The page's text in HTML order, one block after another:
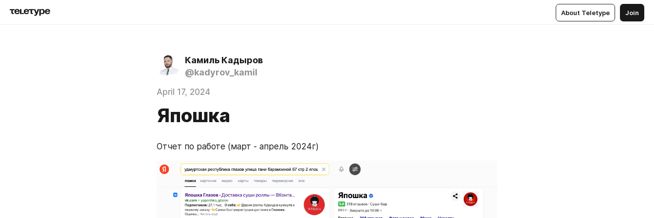
About Teletype Join
Камиль Кадыров
@kadyrov_kamil
April 17, 2024
Япошка
Отчет по работе (март - апрель 2024г)